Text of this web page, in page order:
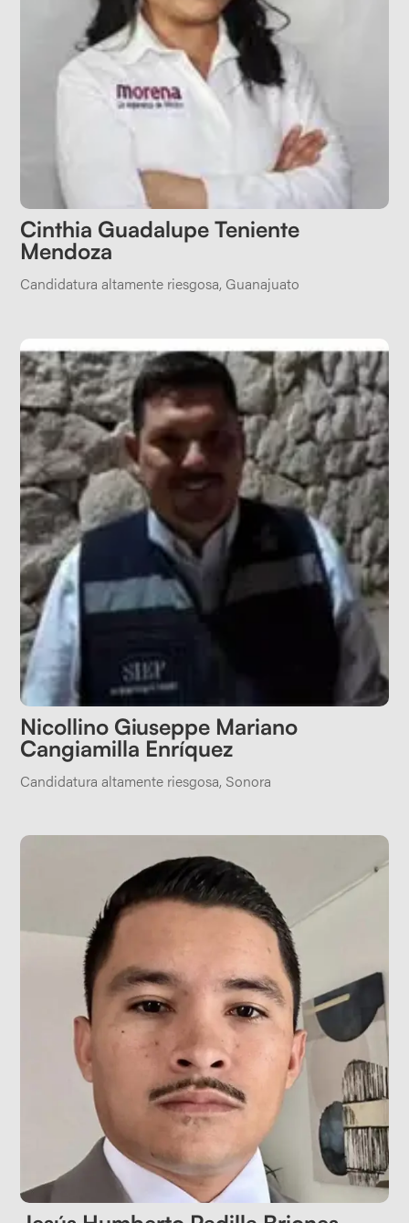
Cinthia Guadalupe Teniente
Mendoza
Candidatura altamente riesgosa, Guanajuato
Nicollino Giuseppe Mariano
Cangiamilla Enríquez
Candidatura altamente riesgosa, Sonora